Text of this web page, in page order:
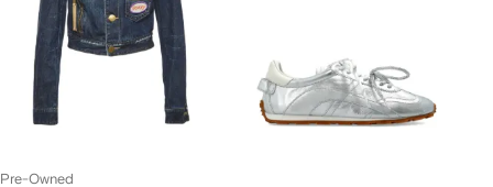
Pre-Owned